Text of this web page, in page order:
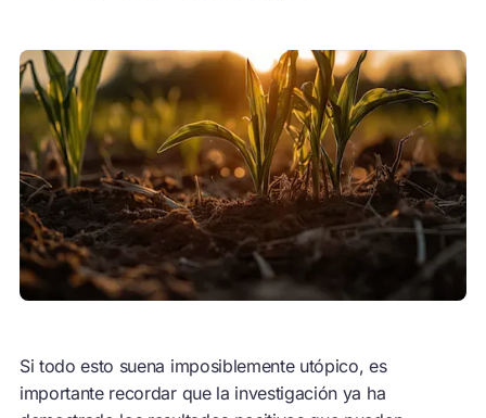
Si todo esto suena imposiblemente utópico, es
importante recordar que la investigación ya ha